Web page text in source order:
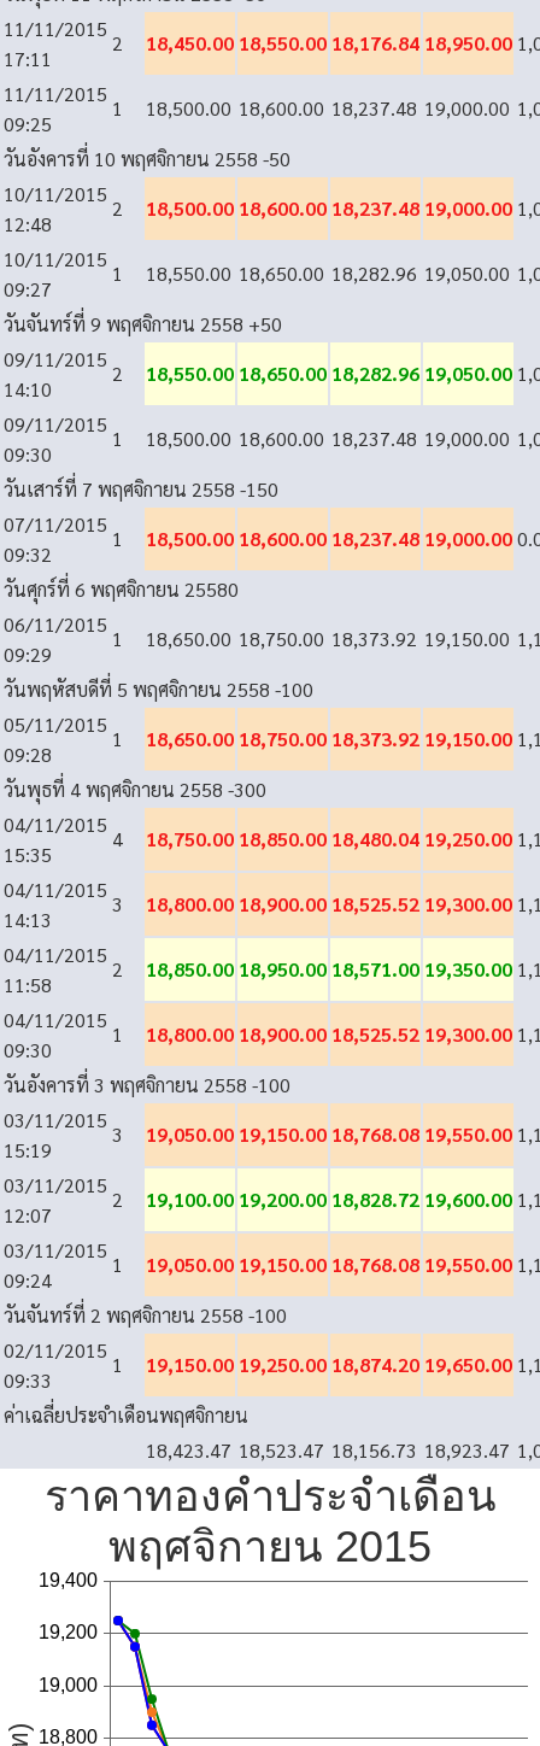
11/11/2015
17:11
2 18,450.00 18,550.00 18,176.84 18,950.00
11/11/2015
09:25
1 18,500.00 18,600.00 18,237.48 19,000.00
วันอังคารที่ 10 พฤศจิกายน 2558 -50
10/11/2015
12:48
2 18,500.00 18,600.00 18,237.48 19,000.00
10/11/2015
09:27
1 18,550.00 18,650.00 18,282.96 19,050.00
วันจันทร์ที่ 9 พฤศจิกายน 2558 +50
09/11/2015
14:10
2 18,550.00 18,650.00 18,282.96 19,050.00
09/11/2015
09:30
1 18,500.00 18,600.00 18,237.48 19,000.00
วันเสาร์ที่ 7 พฤศจิกายน 2558 -150
07/11/2015
09:32
1 18,500.00 18,600.00 18,237.48 19,000.00
วันศุกร์ที่ 6 พฤศจิกายน 25580
06/11/2015
09:29
1 18,650.00 18,750.00 18,373.92 19,150.00
วันพฤหัสบดีที่ 5 พฤศจิกายน 2558 -100
05/11/2015
09:28
1 18,650.00 18,750.00 18,373.92 19,150.00
วันพุธที่ 4 พฤศจิกายน 2558 -300
04/11/2015
15:35
4 18,750.00 18,850.00 18,480.04 19,250.00
04/11/2015
14:13
3 18,800.00 18,900.00 18,525.52 19,300.00
04/11/2015
11:58
2 18,850.00 18,950.00 18,571.00 19,350.00
04/11/2015
09:30
1 18,800.00 18,900.00 18,525.52 19,300.00
วันอังคารที่ 3 พฤศจิกายน 2558 -100
03/11/2015
15:19
3 19,050.00 19,150.00 18,768.08 19,550.00
03/11/2015
12:07
2 19,100.00 19,200.00 18,828.72 19,600.00
03/11/2015
09:24
1 19,050.00 19,150.00 18,768.08 19,550.00
วันจันทร์ที่ 2 พฤศจิกายน 2558 -100
02/11/2015
09:33
1 19,150.00 19,250.00 18,874.20 19,650.00
ค่าเฉลี่ยประจำเดือนพฤศจิกายน
18,423.47 18,523.47 18,156.73 18,923.47